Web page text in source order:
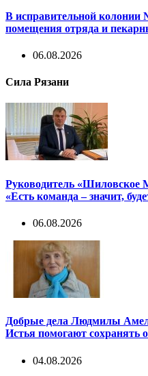
В исправительной колонии
помещения отряда и
06.08.2026
Сила Рязани
Руководитель
«Есть команда – значит,
06.08.2026
Добрые дела Людмилы
Истья помогают сохранять
04.08.2026